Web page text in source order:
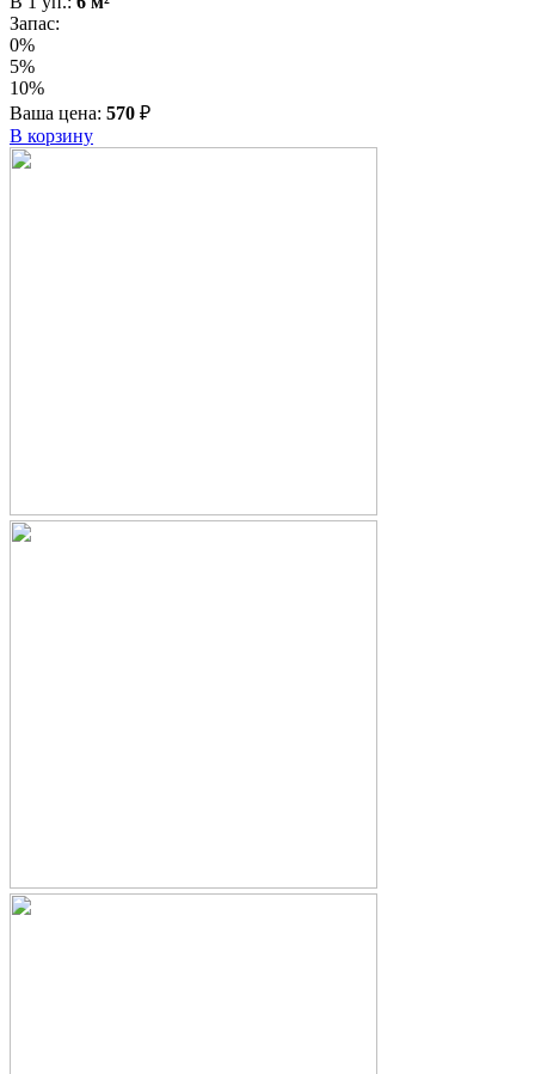
Запас:
0%
5%
10%
Ваша цена: 570 ₽
В корзину